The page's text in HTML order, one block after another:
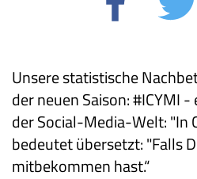
Unsere statistische
der neuen Saison: #ICYMI
der Social-Media-Welt: "In
bedeutet übersetzt: "Falls
mitbekommen hast.“